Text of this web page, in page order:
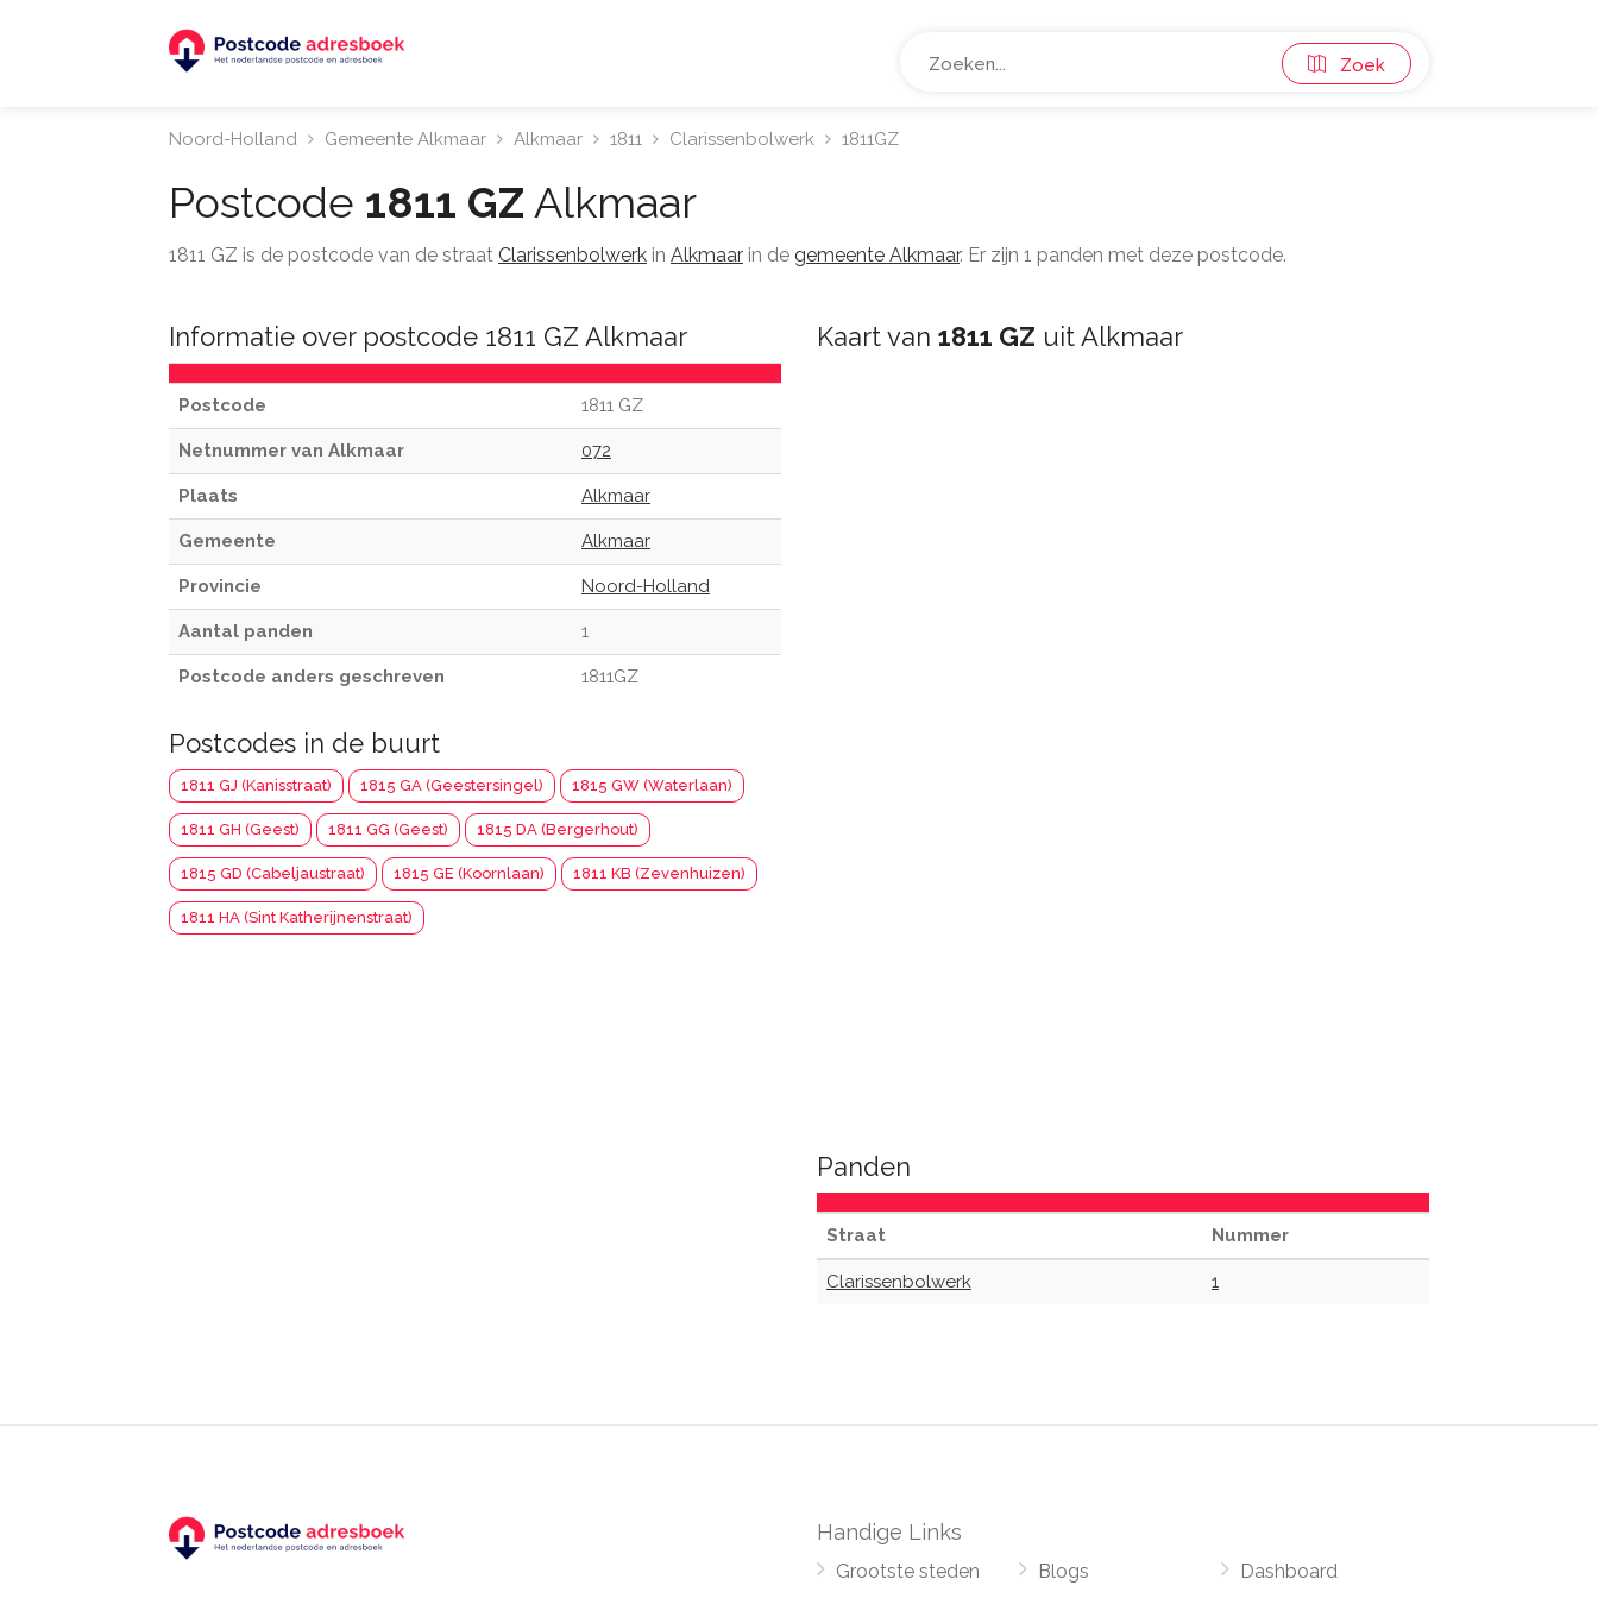
Zoek
Noord-Holland Gemeente Alkmaar Alkmaar 1811 Clarissenbolwerk 1811GZ
Postcode 1811 GZ Alkmaar
1811 GZ is de postcode van de straat Clarissenbolwerk in Alkmaar in de gemeente Alkmaar. Er zijn 1 panden met deze postcode.
Informatie over postcode 1811 GZ Alkmaar
Postcode 1811 GZ
Netnummer van Alkmaar 072
Plaats Alkmaar
Gemeente Alkmaar
Provincie Noord-Holland
Aantal panden 1
Postcode anders geschreven 1811GZ
Postcodes in de buurt
1811 GJ (Kanisstraat) 1815 GA (Geestersingel) 1815 GW (Waterlaan)
1811 GH (Geest) 1811 GG (Geest) 1815 DA (Bergerhout)
1815 GD (Cabeljaustraat) 1815 GE (Koornlaan) 1811 KB (Zevenhuizen)
1811 HA (Sint Katherijnenstraat)
Kaart van 1811 GZ uit Alkmaar
Panden
Straat Nummer
Clarissenbolwerk 1
Handige Links
Grootste steden
Blogs Dashboard